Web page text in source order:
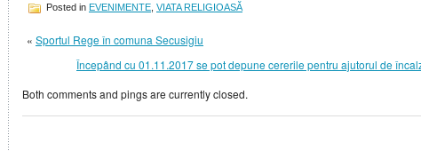
Posted in EVENIMENTE VIATA RELIGIOASĂ
« Sportul Rege în comuna Secusigiu
Începând cu 01.11.2017 se pot depune cererile pentru ajutorul de
Both comments and pings are currently closed.